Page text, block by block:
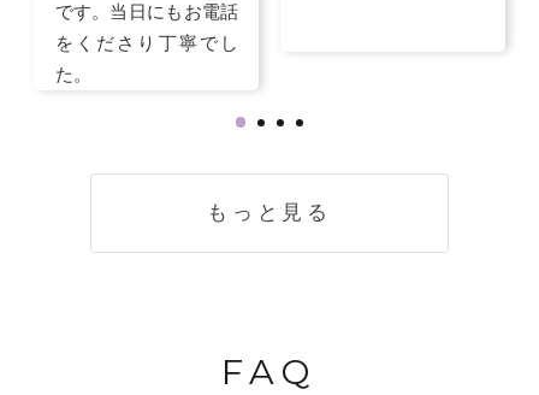
です。当日にもお電話
をくださり丁寧でし
た。
もっと見る
FAQ